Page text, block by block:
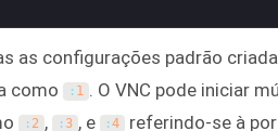
as configurações padrão
como : 1 . O VNC pode iniciar
: 2 , :3 , e :4 referindo-se à